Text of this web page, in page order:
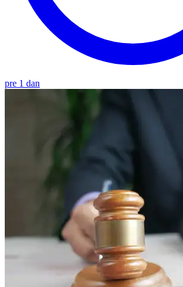
pre 1 dan